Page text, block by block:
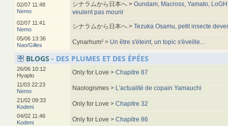
02/07 11:48
Nemo
シナラムから日本へ > Gundam, Macross, Yamato,
veulent pas mourir
02/07 11:41
Nemo
シナラムから日本へ > Tezuka Osamu, petit insecte
05/06 13:36
Nao/Gilles
Cynarhum² > Un être s'éteint, un topic s'éveille...
BLOGS - DES PLUMES ET DES ÉPÉES
26/06 10:12
Hyaplo
Only for Love > Chapitre 87
11/03 22:23
Nemo
Naologismes > L'actualité de copain Yamauchi
21/02 09:33
Kodeni
Only for Love > Chapitre 32
04/02 11:46
Kodeni
Only for Love > Chapitre 86